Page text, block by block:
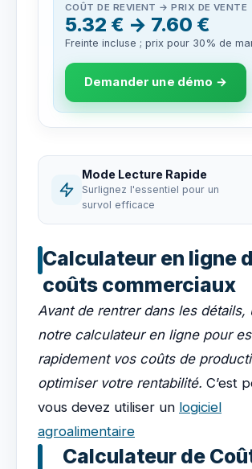
COÛT DE REVIENT → PRIX DE VENTE
5.32 € → 7.60 €
Freinte incluse ; prix pour 30% de
Demander une démo →
Mode Lecture Rapide
Surlignez l'essentiel pour un
survol efficace
Calculateur en ligne
coûts commerciaux
Avant de rentrer dans les détails,
notre calculateur en ligne pour
rapidement vos coûts de
optimiser votre rentabilité. C’est
vous devez utiliser un logiciel
agroalimentaire
Calculateur de